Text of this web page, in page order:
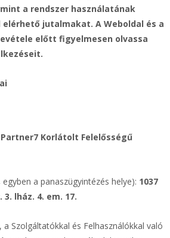
a rendszer használatának
jutalmakat. A Weboldal és a
előtt figyelmesen olvassa
Korlátolt Felelősségű
a panaszügyintézés helye): 1037
lház. 4. em. 17.
Szolgáltatókkal és Felhasználókkal való